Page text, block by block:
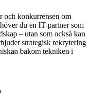
och konkurrensen om
du en IT-partner som
– utan som också kan
strategisk rekrytering
bakom tekniken i